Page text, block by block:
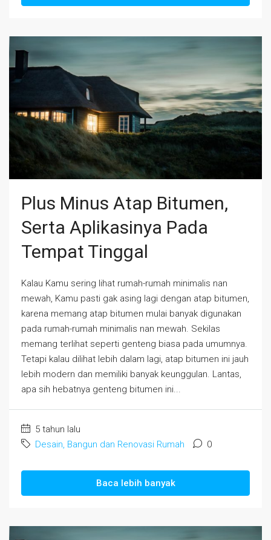
Plus Minus Atap Bitumen,
Serta Aplikasinya Pada
Tempat Tinggal
Kalau Kamu sering lihat rumah-rumah minimalis nan
mewah, Kamu pasti gak asing lagi dengan atap bitumen,
karena memang atap bitumen mulai banyak digunakan
pada rumah-rumah minimalis nan mewah. Sekilas
memang terlihat seperti genteng biasa pada umumnya.
Tetapi kalau dilihat lebih dalam lagi, atap bitumen ini jauh
lebih modern dan memiliki banyak keunggulan. Lantas,
apa sih hebatnya genteng bitumen ini...
5 tahun lalu
Desain, Bangun dan Renovasi Rumah
0
Baca lebih banyak